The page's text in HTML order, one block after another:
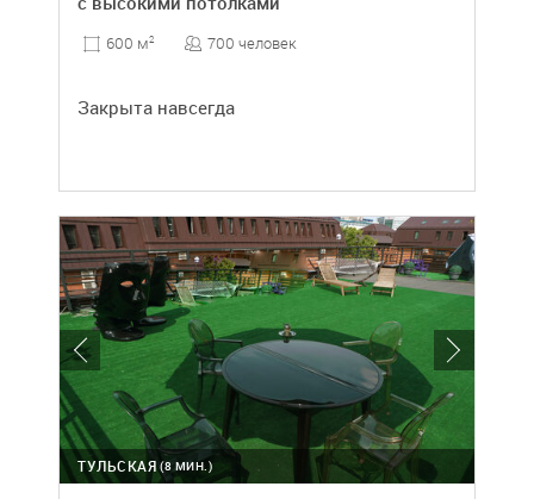
600 м2 700 человек
Закрыта навсегда
(8 МИН.)
ТУЛЬСКАЯ